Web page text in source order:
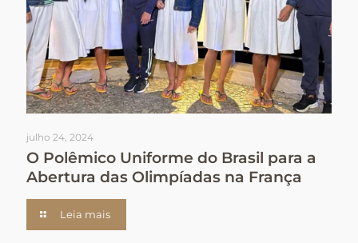
julho 24, 2024
O Polêmico Uniforme do Brasil para a
Abertura das Olimpíadas na França
Leia mais